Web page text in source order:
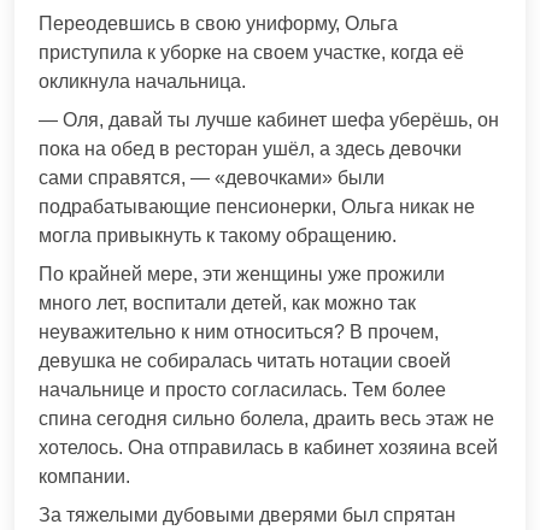
Переодевшись в свою униформу, Ольга
приступила к уборке на своем участке, когда её
окликнула начальница.
— Оля, давай ты лучше кабинет шефа уберёшь, он
пока на обед в ресторан ушёл, а здесь девочки
сами справятся, — «девочками» были
подрабатывающие пенсионерки, Ольга никак не
могла привыкнуть к такому обращению.
По крайней мере, эти женщины уже прожили
много лет, воспитали детей, как можно так
неуважительно к ним относиться? В прочем,
девушка не собиралась читать нотации своей
начальнице и просто согласилась. Тем более
спина сегодня сильно болела, драить весь этаж не
хотелось. Она отправилась в кабинет хозяина всей
компании.
За тяжелыми дубовыми дверями был спрятан